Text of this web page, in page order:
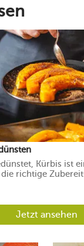
Kürbis ist
richtige
Jetzt ansehen